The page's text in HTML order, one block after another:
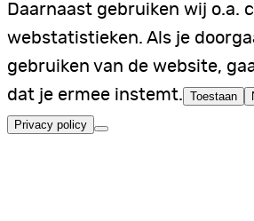
Daarnaast gebruiken wij o.a.
webstatistieken. Als je
gebruiken van de website,
dat je ermee instemt. Toestaan
Privacy policy